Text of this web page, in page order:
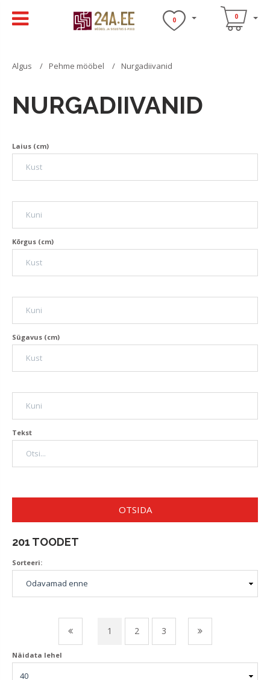
0 0
Algus Pehme mööbel Nurgadiivanid
NURGADIIVANID
Laius (cm)
Kõrgus (cm)
Sügavus (cm)
Tekst
OTSIDA
201 TOODET
Sorteeri:
1 2 3
Näidata lehel